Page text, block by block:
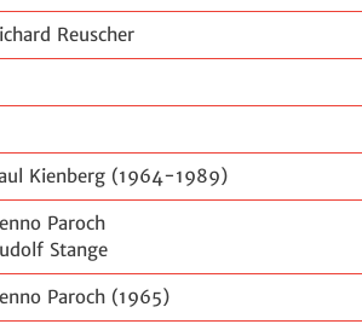
Reuscher
Kienberg (1964-1989)
Paroch
Stange
Paroch (1965)